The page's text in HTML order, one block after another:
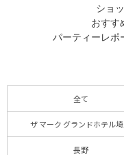
ショ
おすす
パーティーレポ
全て
ザ マーク グランドホテル
長野